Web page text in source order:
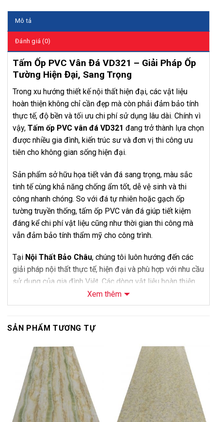
Mô tả
Đánh giá (0)
Tấm Ốp PVC Vân Đá VD321 – Giải Pháp Ốp
Tường Hiện Đại, Sang Trọng
Trong xu hướng thiết kế nội thất hiện đại, các vật liệu
hoàn thiện không chỉ cần đẹp mà còn phải đảm bảo tính
thực tế, độ bền và tối ưu chi phí sử dụng lâu dài. Chính vì
vậy, Tấm ốp PVC vân đá VD321 đang trở thành lựa chọn
được nhiều gia đình, kiến trúc sư và đơn vị thi công ưu
tiên cho không gian sống hiện đại.
Sản phẩm sở hữu họa tiết vân đá sang trọng, màu sắc
tinh tế cùng khả năng chống ẩm tốt, dễ vệ sinh và thi
công nhanh chóng. So với đá tự nhiên hoặc gạch ốp
tường truyền thống, tấm ốp PVC vân đá giúp tiết kiệm
đáng kể chi phí vật liệu cũng như thời gian thi công mà
vẫn đảm bảo tính thẩm mỹ cho công trình.
Tại Nội Thất Bảo Châu, chúng tôi luôn hướng đến các
giải pháp nội thất thực tế, hiện đại và phù hợp với nhu cầu
sử dụng của gia đình Việt. Các dòng vật liệu hoàn thiện
như tấm ốp tường, sàn nhựa, sàn gỗ hay cửa composite
đều được lựa chọn kỹ lưỡng nhằm đảm bảo tính thẩm
không gian khác nhau.
Khách hàng có thể tham khảo thêm các dòng
tấm ốp
tường nội thất hiện đại
để lựa chọn giải pháp phù hợp với
phong cách thiết kế của mình.
1. Tấm ốp PVC vân đá VD321 là gì?
Tấm ốp PVC vân đá VD321 là dòng vật liệu trang trí nội
Xem thêm
SẢN PHẨM TƯƠNG TỰ